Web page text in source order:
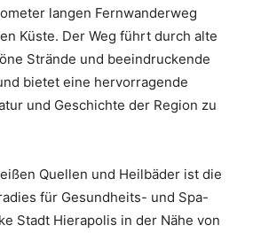
langen Fernwanderweg
Küste. Der Weg führt durch alte
Strände und beeindruckende
bietet eine hervorragende
und Geschichte der Region zu
Quellen und Heilbäder ist die
für Gesundheits- und Spa-
Stadt Hierapolis in der Nähe von